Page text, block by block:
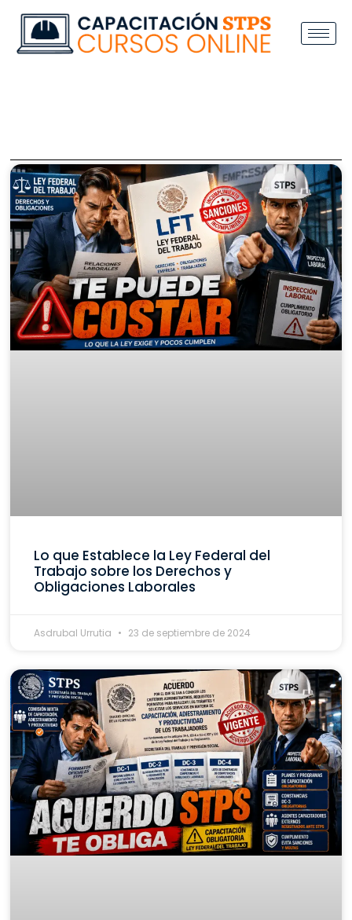
Lo que Establece la Ley Federal del
Trabajo sobre los Derechos y
Obligaciones Laborales
Asdrubal Urrutia 23 de septiembre de 2024